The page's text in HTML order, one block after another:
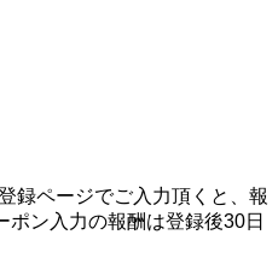
録ページでご入力頂くと、報
ン入力の報酬は登録後30日